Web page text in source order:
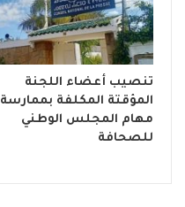
تنصيب أعضاء اللجنة
المؤقتة المكلفة بممارسة
مهام المجلس الوطني
للصحافة